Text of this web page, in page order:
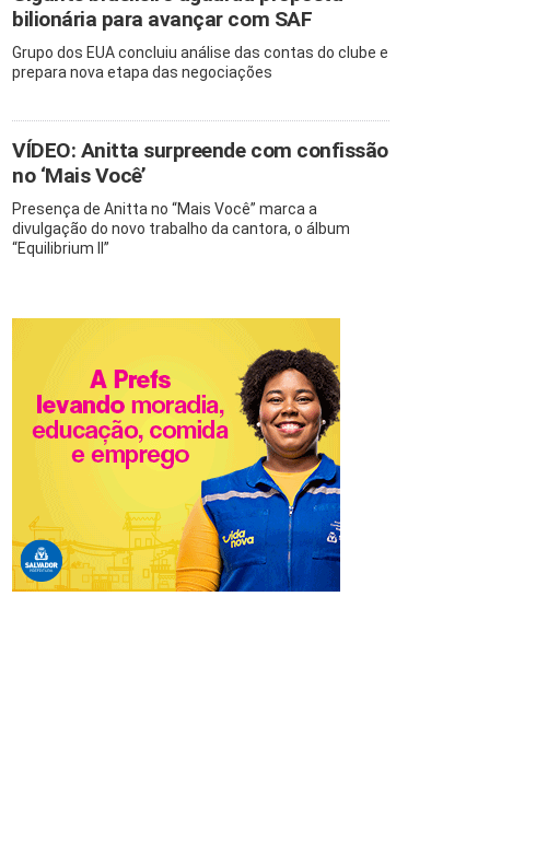
bilionária para avançar com SAF
Grupo dos EUA concluiu análise das contas do clube e
prepara nova etapa das negociações
VÍDEO: Anitta surpreende com confissão
no ‘Mais Você’
Presença de Anitta no “Mais Você” marca a
divulgação do novo trabalho da cantora, o álbum
“Equilibrium II”